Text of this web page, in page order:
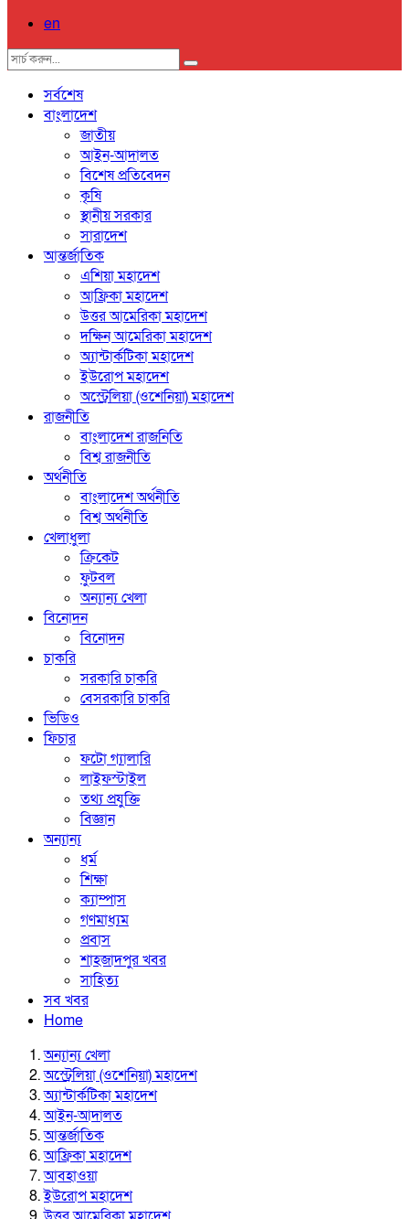
en
সর্বশেষ
বাংলাদেশ
জাতীয়
আইন-আদালত
বিশেষ প্রতিবেদন
কৃষি
স্থানীয় সরকার
সারাদেশ
আন্তর্জাতিক
এশিয়া মহাদেশ
আফ্রিকা মহাদেশ
উত্তর আমেরিকা মহাদেশ
দক্ষিন আমেরিকা মহাদেশ
অ্যান্টার্কটিকা মহাদেশ
ইউরোপ মহাদেশ
অস্ট্রেলিয়া (ওশেনিয়া) মহাদেশ
রাজনীতি
বাংলাদেশ রাজনিতি
বিশ্ব রাজনীতি
অর্থনীতি
বাংলাদেশ অর্থনীতি
বিশ্ব অর্থনীতি
খেলাধুলা
ক্রিকেট
ফুটবল
অন্যান্য খেলা
বিনোদন
বিনোদন
চাকরি
সরকারি চাকরি
বেসরকারি চাকরি
ভিডিও
ফিচার
ফটো গ্যালারি
লাইফস্টাইল
তথ্য প্রযুক্তি
বিজ্ঞান
অন্যান্য
ধর্ম
শিক্ষা
ক্যাম্পাস
গণমাধ্যম
প্রবাস
শাহজাদপুর খবর
সাহিত্য
সব খবর
Home
অন্যান্য খেলা
অস্ট্রেলিয়া (ওশেনিয়া) মহাদেশ
অ্যান্টার্কটিকা মহাদেশ
আইন-আদালত
আন্তর্জাতিক
আফ্রিকা মহাদেশ
আবহাওয়া
ইউরোপ মহাদেশ